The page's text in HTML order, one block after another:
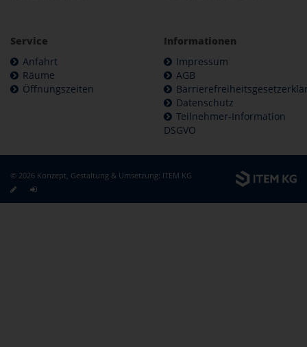
Service
Anfahrt
Räume
Öffnungszeiten
Informationen
Impressum
AGB
Datenschutz
Teilnehmer-Information
DSGVO
© 2026 Konzept, Gestaltung & Umsetzung: ITEM KG